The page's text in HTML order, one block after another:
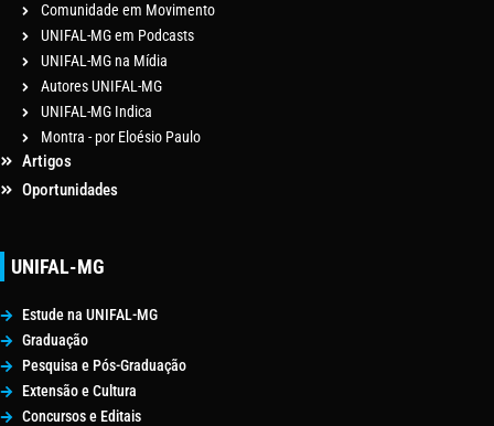
Comunidade em Movimento
UNIFAL-MG em Podcasts
UNIFAL-MG na Mídia
Autores UNIFAL-MG
UNIFAL-MG Indica
Montra - por Eloésio Paulo
Artigos
Oportunidades
UNIFAL-MG
Estude na UNIFAL-MG
Graduação
Pesquisa e Pós-Graduação
Extensão e Cultura
Concursos e Editais